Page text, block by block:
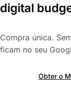
digital
Compra única.
ficam no seu
Obter o